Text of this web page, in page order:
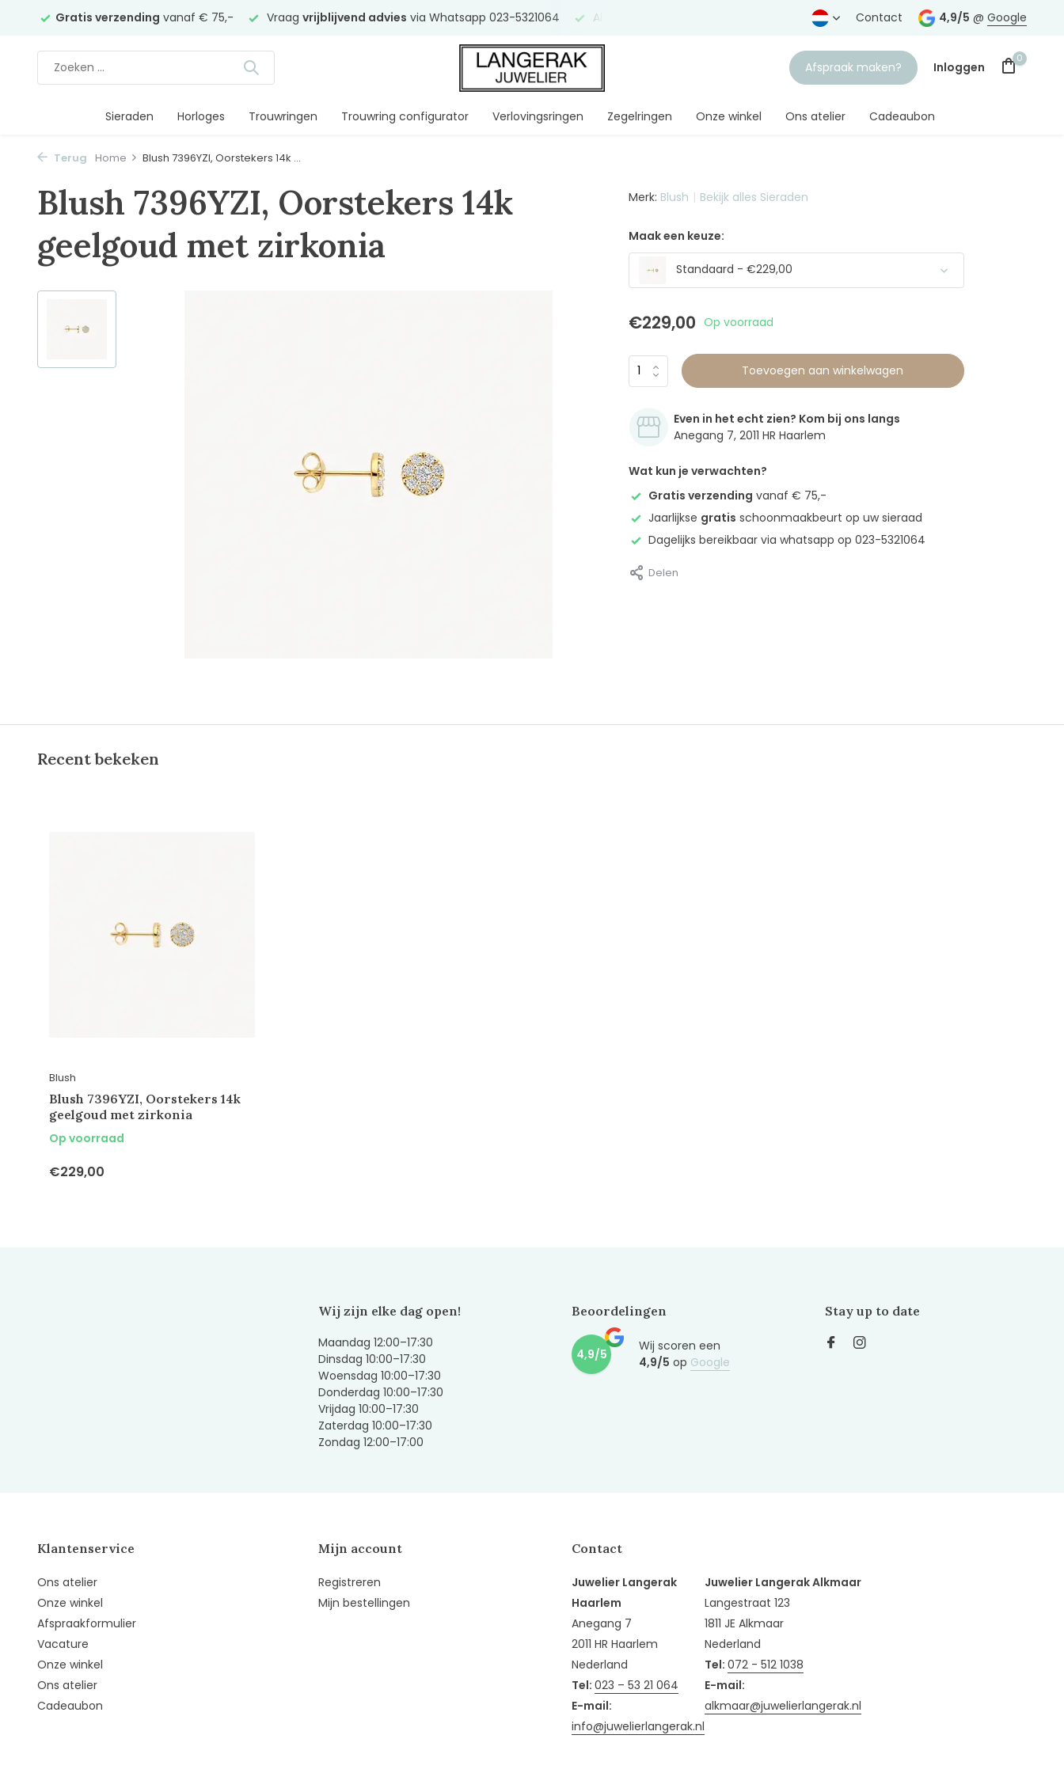
Gratis verzending vanaf € 75,- Vraag vrijblijvend advies via Whatsapp 023-5321064 Al Gratis verzending vanaf € 75,-
Contact 4,9/5 @ Google
Afspraak maken? Inloggen
0
Sieraden Horloges Trouwringen Trouwring configurator Verlovingsringen Zegelringen Onze winkel Ons atelier Cadeaubon
Terug Home Blush 7396YZI, Oorstekers 14k ...
Blush 7396YZI, Oorstekers 14k
geelgoud met zirkonia
Merk: Blush Bekijk alles Sieraden
Maak een keuze:
Standaard - €229,00
€229,00 Op voorraad
Toevoegen aan winkelwagen
Even in het echt zien? Kom bij ons langs
Anegang 7, 2011 HR Haarlem
Wat kun je verwachten?
Gratis verzending vanaf € 75,-
Jaarlijkse gratis schoonmaakbeurt op uw sieraad
Dagelijks bereikbaar via whatsapp op 023-5321064
Delen
Recent bekeken
Blush
Blush 7396YZI, Oorstekers 14k
geelgoud met zirkonia
Op voorraad
€229,00
Wij zijn elke dag open!
Maandag 12:00–17:30
Dinsdag 10:00–17:30
Woensdag 10:00–17:30
Donderdag 10:00–17:30
Vrijdag 10:00–17:30
Zaterdag 10:00–17:30
Zondag 12:00–17:00
Beoordelingen
4,9/5
Wij scoren een
4,9/5 op Google
Stay up to date
Klantenservice
Ons atelier
Onze winkel
Afspraakformulier
Vacature
Onze winkel
Ons atelier
Cadeaubon
Mijn account
Registreren
Mijn bestellingen
Contact
Juwelier Langerak
Haarlem
Anegang 7
2011 HR Haarlem
Nederland
Tel: 023 – 53 21 064
E-mail:
info@juwelierlangerak.nl
Juwelier Langerak Alkmaar
Langestraat 123
1811 JE Alkmaar
Nederland
Tel: 072 - 512 1038
E-mail:
alkmaar@juwelierlangerak.nl